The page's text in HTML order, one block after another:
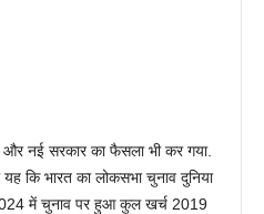
नई सरकार का फैसला भी कर गया.
कि भारत का लोकसभा चुनाव दुनिया
में चुनाव पर हुआ कुल खर्च 2019